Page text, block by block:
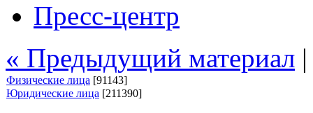
Пресс-центр
« Предыдущий материал
Физические лица [91143]
Юридические лица [211390]